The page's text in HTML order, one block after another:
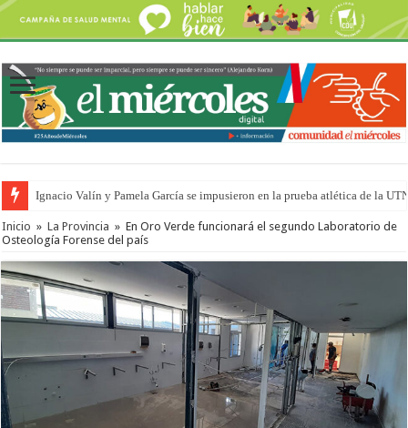
Ignacio Valín y Pamela García se impusieron en la prueba atlética de la
Traigo el litoral en mi canción: 100 años de Aníbal Sampayo
Inicio » La Provincia » En Oro Verde funcionará el segundo Laboratorio de
Osteología Forense del país